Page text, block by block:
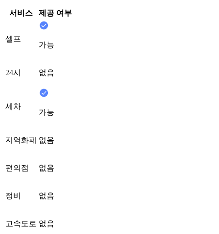
서비스 제공 여부
셀프
가능
24시 없음
세차
가능
지역화폐 없음
편의점 없음
정비 없음
고속도로 없음